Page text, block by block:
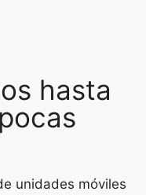
hasta
unidades móviles